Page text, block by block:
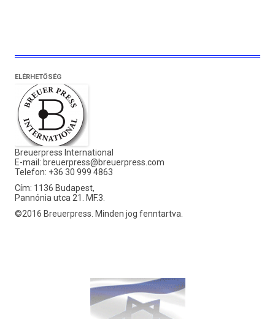
ELÉRHETŐSÉG
Breuerpress International
E-mail: breuerpress@breuerpress.com
Telefon: +36 30 999 4863
Cím: 1136 Budapest,
Pannónia utca 21. MF.3.
©2016 Breuerpress. Minden jog fenntartva.